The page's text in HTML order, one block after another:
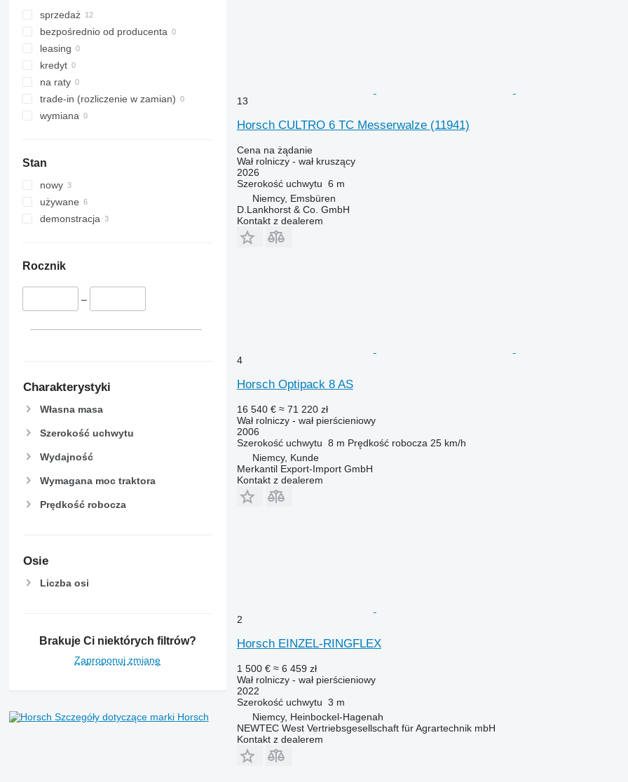
sprzedaż
bezpośrednio od producenta
leasing
kredyt
na raty
trade-in (rozliczenie w zamian)
wymiana
Stan
nowy
używane
demonstracja
Rocznik
–
Charakterystyki
Własna masa
Szerokość uchwytu
Wydajność
Wymagana moc traktora
Prędkość robocza
Osie
Liczba osi
Brakuje Ci niektórych filtrów?
Zaproponuj zmianę
Szczegóły dotyczące marki Horsch
13
Horsch CULTRO 6 TC Messerwalze (11941)
Cena na żądanie
Wał rolniczy - wał kruszący
2026
Szerokość uchwytu 6 m
Niemcy, Emsbüren
D.Lankhorst & Co. GmbH
Kontakt z dealerem
4
Horsch Optipack 8 AS
16 540 € ≈ 71 220 zł
Wał rolniczy - wał pierścieniowy
2006
Szerokość uchwytu 8 m Prędkość robocza 25 km/h
Niemcy, Kunde
Merkantil Export-Import GmbH
Kontakt z dealerem
2
Horsch EINZEL-RINGFLEX
1 500 € ≈ 6 459 zł
Wał rolniczy - wał pierścieniowy
2022
Szerokość uchwytu 3 m
Niemcy, Heinbockel-Hagenah
NEWTEC West Vertriebsgesellschaft für Agrartechnik mbH
Kontakt z dealerem